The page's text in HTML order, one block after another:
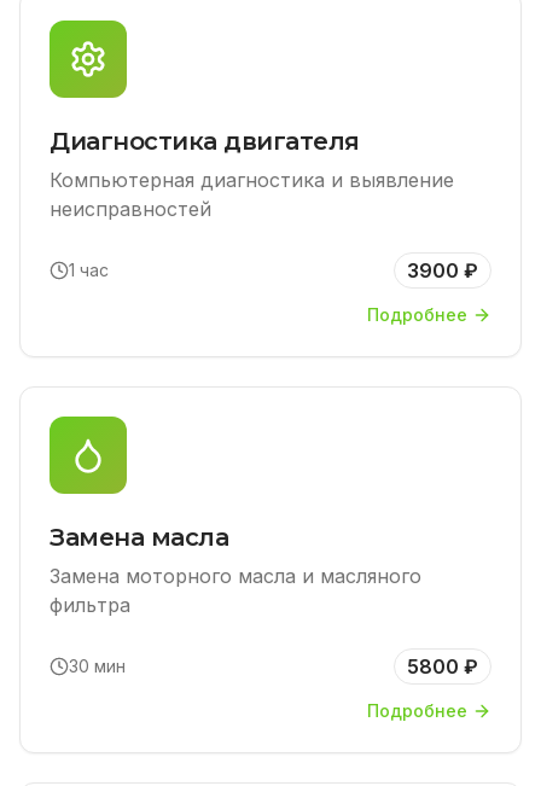
Диагностика двигателя
Компьютерная диагностика и выявление
неисправностей
1 час 3900 ₽
Подробнее
Замена масла
Замена моторного масла и масляного
фильтра
30 мин 5800 ₽
Подробнее